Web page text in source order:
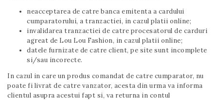
neacceptarea de catre banca emitenta a cardului
cumparatorului, a tranzactiei, in cazul platii online;
invalidarea tranzactiei de catre procesatorul de carduri
agreat de Lou Lou Fashion, in cazul platii online;
datele furnizate de catre client, pe site sunt incomplete
si/sau incorecte.
In cazul in care un produs comandat de catre cumparator, nu
poate fi livrat de catre vanzator, acesta din urma va informa
clientul asupra acestui fapt si, va returna in contul